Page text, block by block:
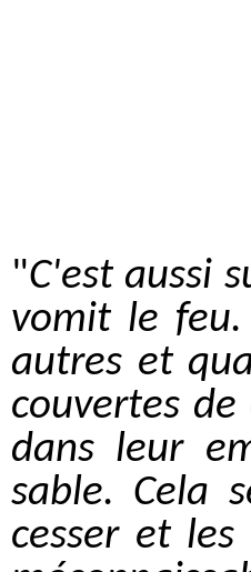
"C'est aussi
vomit le feu.
autres et
couvertes de
dans leur
sable. Cela
cesser et